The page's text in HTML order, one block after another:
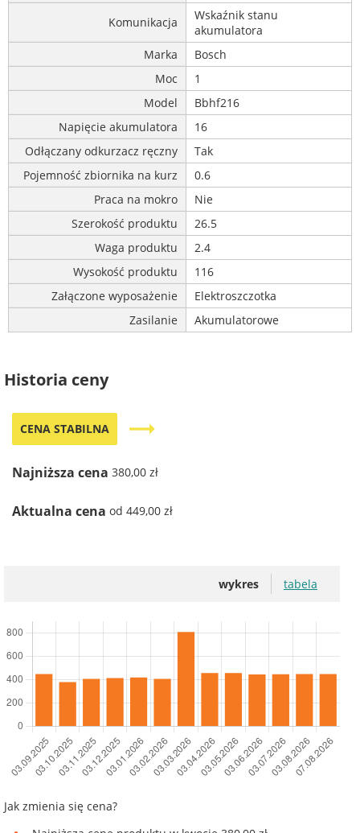
Komunikacja
Wskaźnik stanu
akumulatora
Marka
Bosch
Moc
1
Model
Bbhf216
Napięcie akumulatora
16
Odłączany odkurzacz ręczny
Tak
Pojemność zbiornika na kurz
0.6
Praca na mokro
Nie
Szerokość produktu
26.5
Waga produktu
2.4
Wysokość produktu
116
Załączone wyposażenie
Elektroszczotka
Zasilanie
Akumulatorowe
Historia ceny
CENA STABILNA trending_flat
Najniższa cena 380,00 zł
Aktualna cena od 449,00 zł
wykres tabela
Jak zmienia się cena?